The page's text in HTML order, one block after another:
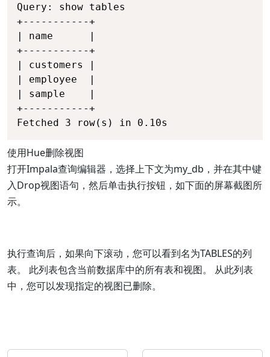
Query: show tables
+-----------+
| name      |
+-----------+
| customers |
| employee  |
| sample    |
+-----------+
Fetched 3 row(s) in 0.10s
使用Hue删除视图
打开Impala查询编辑器，选择上下文为my_db，并在其中键
入Drop视图语句，然后单击执行按钮，如下面的屏幕截图所
示。
执行查询后，如果向下滚动，您可以看到名为TABLES的列
表。 此列表包含当前数据库中的所有表和视图。 从此列表
中，您可以发现指定的视图已删除。